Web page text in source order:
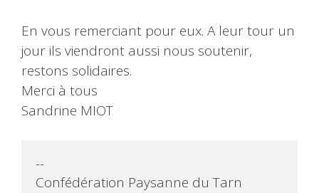
En vous remerciant pour eux. A leur tour un
jour ils viendront aussi nous soutenir,
restons solidaires.
Merci à tous
Sandrine MIOT
--
Confédération Paysanne du Tarn